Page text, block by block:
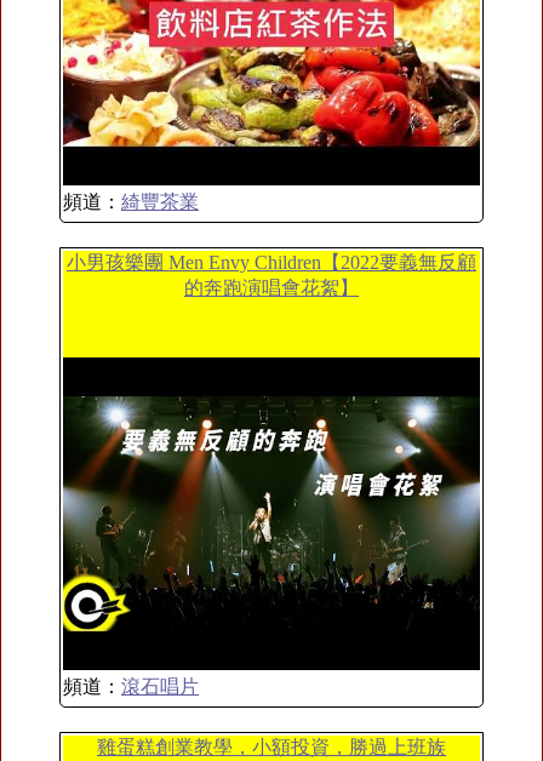
頻道： 綺豐茶業
小男孩樂團 Men Envy Children【2022要義無反顧
的奔跑演唱會花絮】
頻道： 滾石唱片
雞蛋糕創業教學，小額投資，勝過上班族